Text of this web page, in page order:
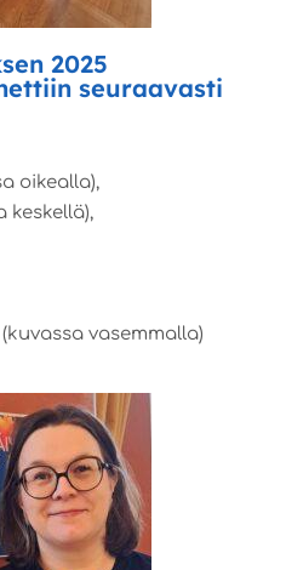
2025
seuraavasti
oikealla),
keskellä),
vasemmalla)